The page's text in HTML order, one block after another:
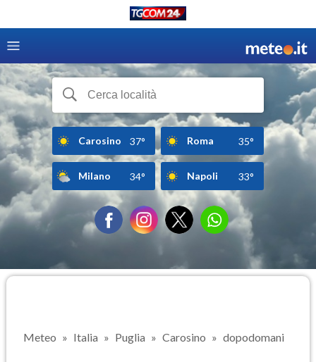
Carosino 37° Roma 35°
Milano 34° Napoli 33°
Meteo Italia Puglia Carosino dopodomani